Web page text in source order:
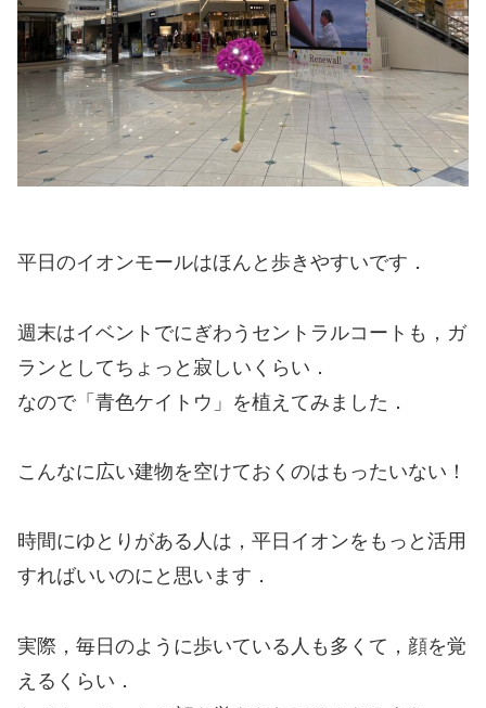
平日のイオンモールはほんと歩きやすいです．
週末はイベントでにぎわうセントラルコートも，ガ
ランとしてちょっと寂しいくらい．
なので「青色ケイトウ」を植えてみました．
こんなに広い建物を空けておくのはもったいない！
時間にゆとりがある人は，平日イオンをもっと活用
すればいいのにと思います．
実際，毎日のように歩いている人も多くて，顔を覚
えるくらい．